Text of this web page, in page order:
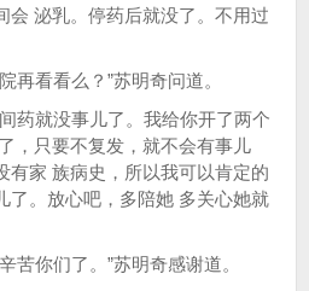
会 泌乳。停药后就没了。不用过
看看么？”苏明奇问道。
就没事儿了。我给你开了两个
，只要不复发，就不会有事儿
有家 族病史，所以我可以肯定的
了。放心吧，多陪她 多关心她就
你们了。”苏明奇感谢道。